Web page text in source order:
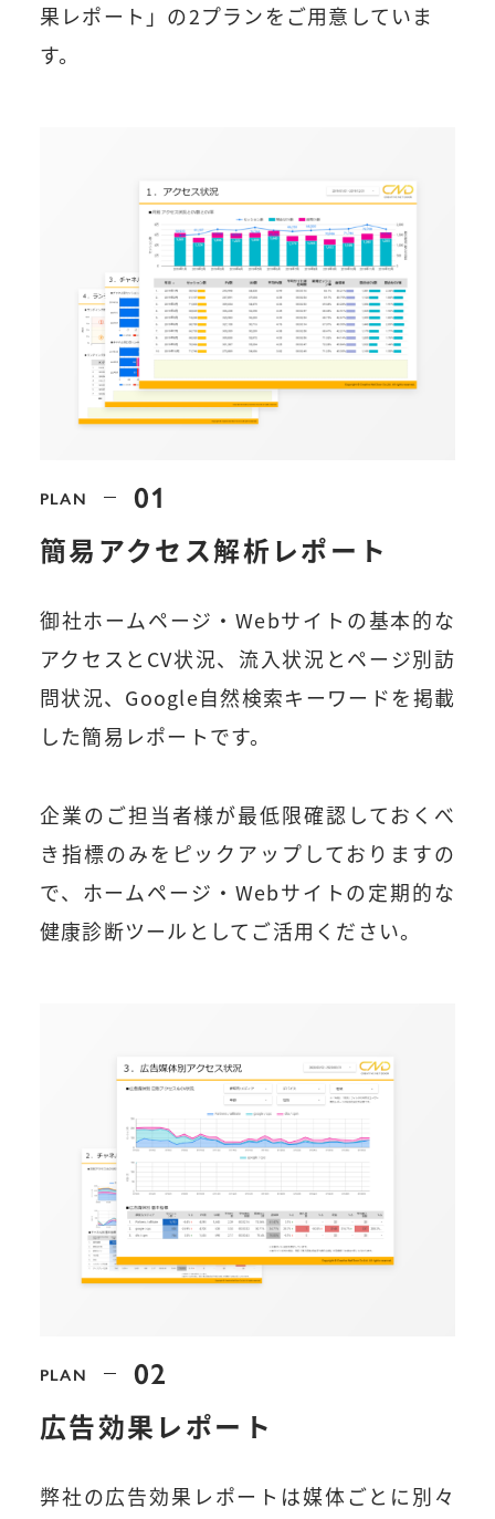
果レポート」の2プランをご用意していま
す。
PLAN 01
簡易アクセス解析レポート
御社ホームページ・Webサイトの基本的な
アクセスとCV状況、流入状況とページ別訪
問状況、Google自然検索キーワードを掲載
した簡易レポートです。
企業のご担当者様が最低限確認しておくべ
き指標のみをピックアップしておりますの
で、ホームページ・Webサイトの定期的な
健康診断ツールとしてご活用ください。
PLAN 02
広告効果レポート
弊社の広告効果レポートは媒体ごとに別々